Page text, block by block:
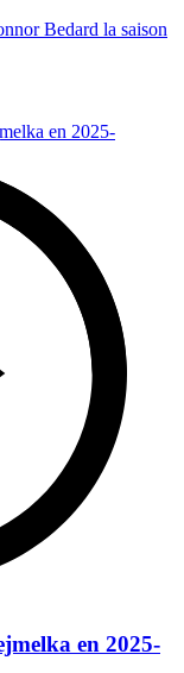
Bedard la saison
en 2025-